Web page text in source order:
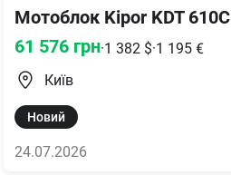
Мотоблок Kipor KDT 610C
61 576 грн·1 382 $·1 195 €
Київ
Новий
24.07.2026